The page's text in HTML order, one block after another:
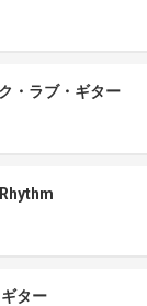
・ラブ・ギター
ター